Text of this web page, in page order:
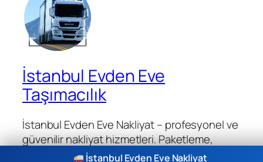
İstanbul Evden Eve
Taşımacılık
İstanbul Evden Eve Nakliyat – profesyonel ve
güvenilir nakliyat hizmetleri. Paketleme,
taşıma, montaj ve teslimat çözümleri.
İstanbul Evden Eve Nakliyat